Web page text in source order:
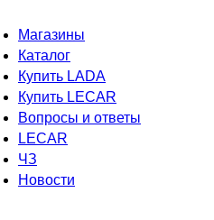
Магазины
Каталог
Купить LADA
Купить LECAR
Вопросы и ответы
LECAR
ЧЗ
Новости